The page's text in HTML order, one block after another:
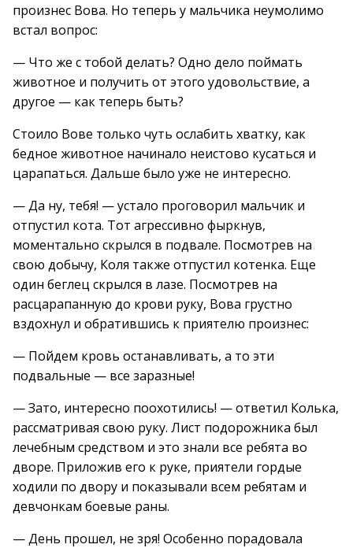
произнес Вова. Но теперь у мальчика неумолимо
встал вопрос:
— Что же с тобой делать? Одно дело поймать
животное и получить от этого удовольствие, а
другое — как теперь быть?
Стоило Вове только чуть ослабить хватку, как
бедное животное начинало неистово кусаться и
царапаться. Дальше было уже не интересно.
— Да ну, тебя! — устало проговорил мальчик и
отпустил кота. Тот агрессивно фыркнув,
моментально скрылся в подвале. Посмотрев на
свою добычу, Коля также отпустил котенка. Еще
один беглец скрылся в лазе. Посмотрев на
расцарапанную до крови руку, Вова грустно
вздохнул и обратившись к приятелю произнес:
— Пойдем кровь останавливать, а то эти
подвальные — все заразные!
— Зато, интересно поохотились! — ответил Колька,
рассматривая свою руку. Лист подорожника был
лечебным средством и это знали все ребята во
дворе. Приложив его к руке, приятели гордые
ходили по двору и показывали всем ребятам и
девчонкам боевые раны.
— День прошел, не зря! Особенно порадовала